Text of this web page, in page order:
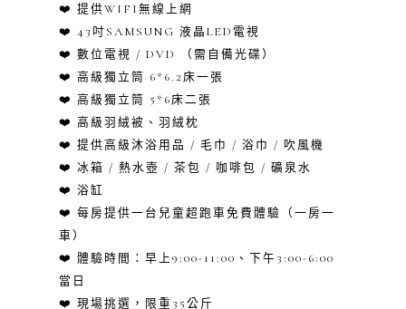
❤️ 提供WIFI無線上網
❤️ 43吋SAMSUNG 液晶LED電視
❤️ 數位電視 / DVD （需自備光碟）
❤️ 高級獨立筒 6*6.2床一張
❤️ 高級獨立筒 5*6床二張
❤️ 高級羽絨被、羽絨枕
❤️ 提供高級沐浴用品 / 毛巾 / 浴巾 / 吹風機
❤️ 冰箱 / 熱水壺 / 茶包 / 咖啡包 / 礦泉水
❤️ 浴缸
❤️ 每房提供一台兒童超跑車免費體驗（一房一
車）
❤️ 體驗時間：早上9:00-11:00、下午3:00-6:00
當日
❤️ 現場挑選，限重35公斤